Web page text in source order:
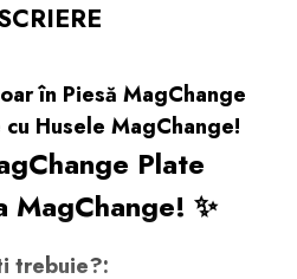
în Piesă MagChange
Husele MagChange!
Plate
MagChange! ✨
trebuie?: